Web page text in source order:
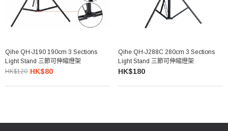
Qihe QH-J190 190cm 3 Sections
Light Stand 三節可伸縮燈架
HK$120 HK$80
Qihe QH-J288C 280cm 3 Sections
Light Stand 三節可伸縮燈架
HK$180